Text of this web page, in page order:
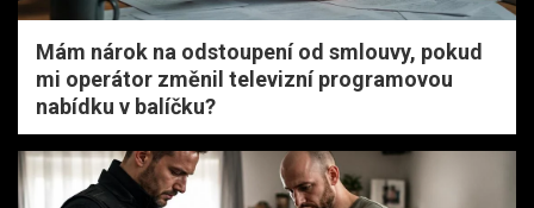
Mám nárok na odstoupení od smlouvy, pokud
mi operátor změnil televizní programovou
nabídku v balíčku?